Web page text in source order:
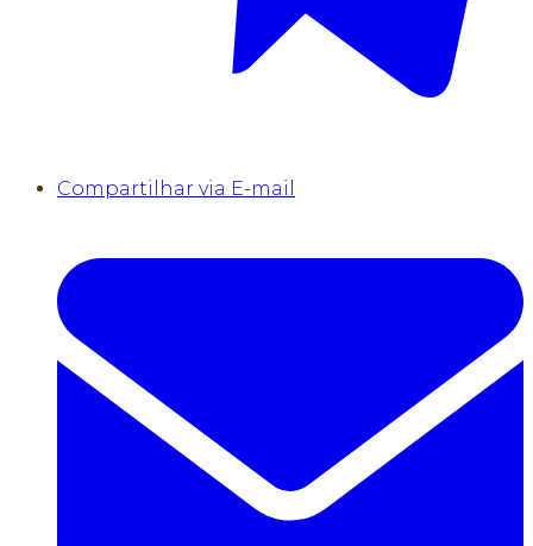
Compartilhar via E-mail